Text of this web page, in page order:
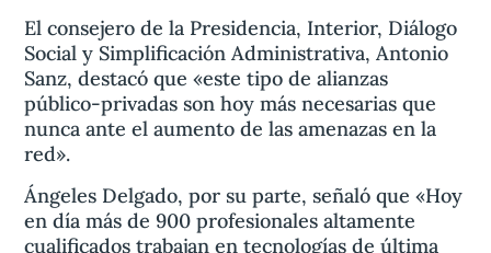
El consejero de la Presidencia, Interior, Diálogo
Social y Simplificación Administrativa, Antonio
Sanz, destacó que «este tipo de alianzas
público-privadas son hoy más necesarias que
nunca ante el aumento de las amenazas en la
red».
Ángeles Delgado, por su parte, señaló que «Hoy
en día más de 900 profesionales altamente
cualificados trabajan en tecnologías de última